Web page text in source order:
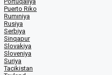
Puerto Riko
Rumıniya
Rusiya
Serbiya
Sinqapur
Slovakiya
Sloveniya
Suriya
Tacikistan